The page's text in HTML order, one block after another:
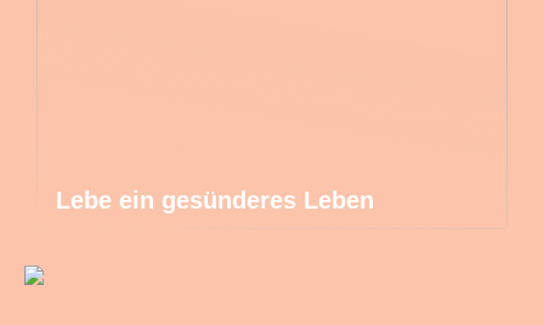
Lebe ein gesünderes Leben